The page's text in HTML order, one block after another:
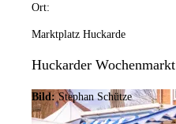
Ort:
Marktplatz Huckarde
Huckarder Wochenmarkt
Bild: Stephan Schütze